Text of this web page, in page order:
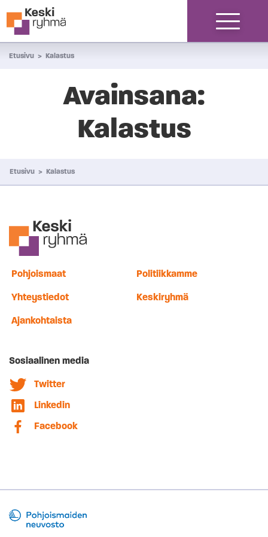
Siirry sisältöön
Etusivu > Kalastus
Avainsana:
Kalastus
Etusivu > Kalastus
Pohjoismaat Politiikkamme
Yhteystiedot Keskiryhmä
Ajankohtaista
Sosiaalinen media
Twitter
Linkedin
Facebook